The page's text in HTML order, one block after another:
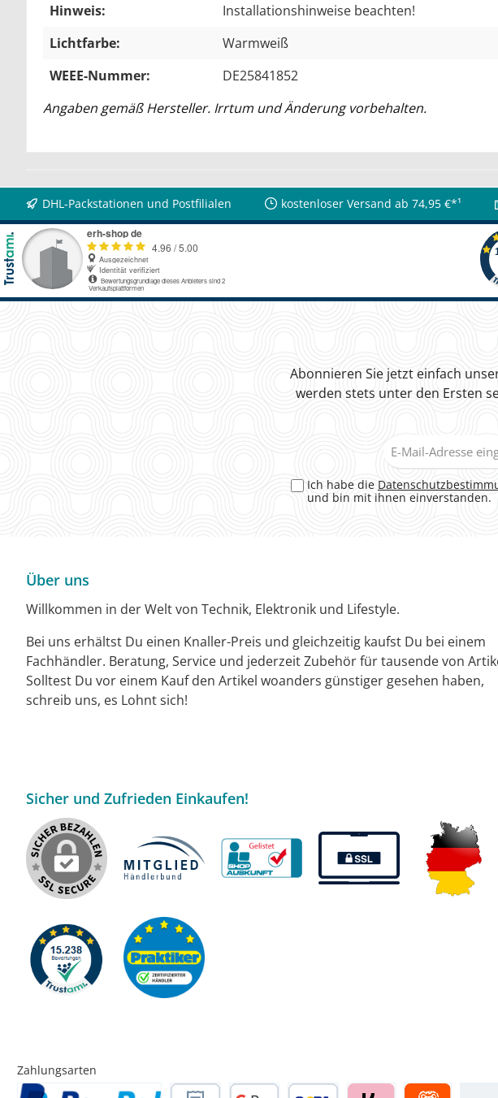
Hinweis:
Installationshinweise beachten!
Lichtfarbe:
Warmweiß
WEEE-Nummer:
DE25841852
Angaben gemäß Hersteller. Irrtum und Änderung vorbehalten.
DHL-Packstationen und Postfilialen kostenloser Versand ab 74,95 €*¹
Abonnieren Sie jetzt einfach
werden stets unter den Ersten
Ich habe die
und bin mit ihnen einverstanden.
Über uns
Willkommen in der Welt von Technik, Elektronik und Lifestyle.
Bei uns erhältst Du einen Knaller-Preis und gleichzeitig kaufst Du bei einem
Fachhändler. Beratung, Service und jederzeit Zubehör für tausende von
Solltest Du vor einem Kauf den Artikel woanders günstiger gesehen haben,
schreib uns, es Lohnt sich!
Sicher und Zufrieden Einkaufen!
Zahlungsarten